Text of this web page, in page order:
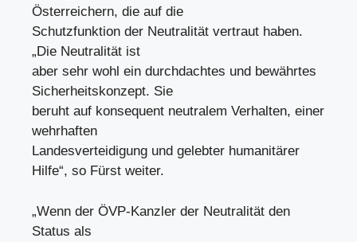
Österreichern, die auf die
Schutzfunktion der Neutralität vertraut haben.
„Die Neutralität ist
aber sehr wohl ein durchdachtes und bewährtes
Sicherheitskonzept. Sie
beruht auf konsequent neutralem Verhalten, einer
wehrhaften
Landesverteidigung und gelebter humanitärer
Hilfe“, so Fürst weiter.
„Wenn der ÖVP-Kanzler der Neutralität den
Status als